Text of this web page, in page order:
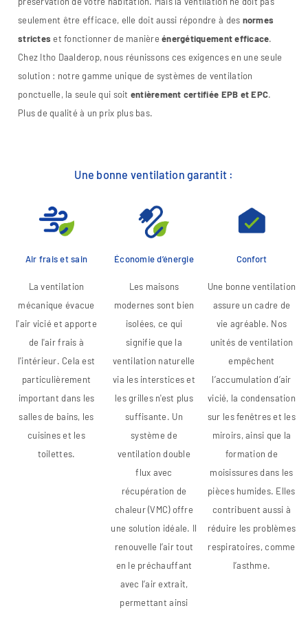
seulement être efficace, elle doit aussi répondre à des normes
strictes et fonctionner de manièreénergétiquement efficace.
Chez Itho Daalderop, nous réunissons ces exigences en une seule
solution : notre gamme unique de systèmes de ventilation
ponctuelle, la seule qui soit entièrement certifiée EPB et EPC.
Plus de qualité à un prix plus bas.
Une bonne ventilation garantit :
Air frais et sain
La ventilation
mécanique évacue
l'air vicié et apporte
de l'air frais à
l'intérieur. Cela est
particulièrement
important dans les
salles de bains, les
cuisines et les
toilettes.
Économie d’énergie
Les maisons
modernes sont bien
isolées, ce qui
signifie que la
ventilation naturelle
via les interstices et
les grilles n'est plus
suffisante. Un
système de
ventilation double
flux avec
récupération de
chaleur (VMC) offre
une solution idéale. Il
renouvelle l’air tout
en le préchauffant
avec l’air extrait,
permettant ainsi
Confort
Une bonne ventilation
assure un cadre de
vie agréable. Nos
unités de ventilation
empêchent
l’accumulation d’air
vicié, la condensation
sur les fenêtres et les
miroirs, ainsi que la
formation de
moisissures dans les
pièces humides. Elles
contribuent aussi à
réduire les problèmes
respiratoires, comme
l’asthme.